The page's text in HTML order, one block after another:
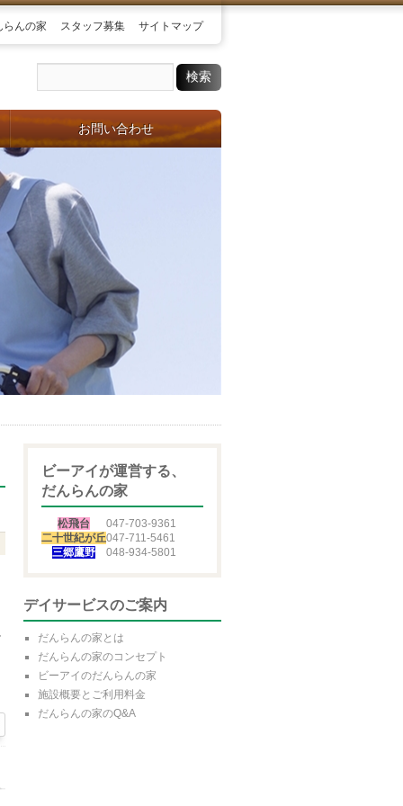
らんの家 スタッフ募集 サイトマップ
お問い合わせ
ビーアイが運営する、
だんらんの家
松飛台
047-703-9361
二十世紀が丘047-711-5461
三郷鷹野
048-934-5801
デイサービスのご案内
だんらんの家とは
だんらんの家のコンセプト
ビーアイのだんらんの家
施設概要とご利用料金
だんらんの家のQ&A